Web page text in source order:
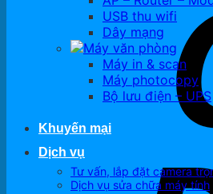
USB thu wifi
Dây mạng
Máy văn phòng
Máy in & scan
Máy photocopy
Bộ lưu điện – UPS
Khuyến mại
Dịch vụ
Tư vấn, lắp đặt camera
Dịch vụ sửa chữa máy tính